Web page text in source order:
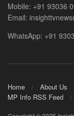
Mobile: +91 93036
Email:
WhatsApp: +91
Home About Us
MP Info RSS Feed